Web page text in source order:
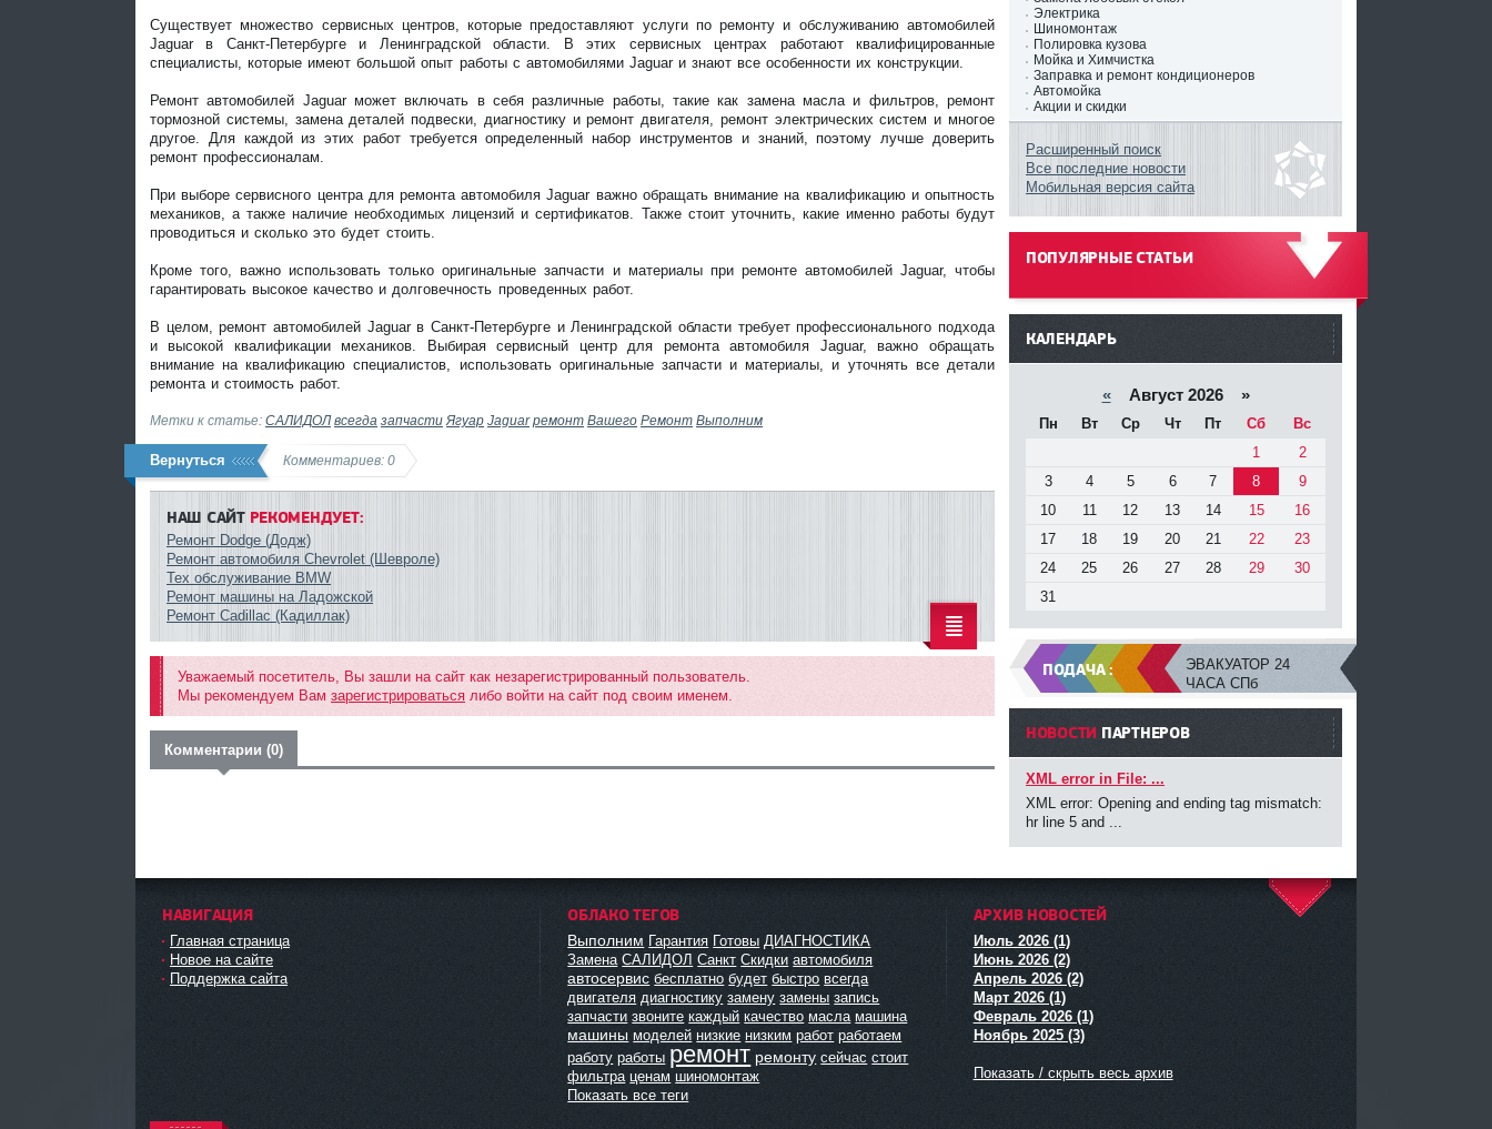
Существует множество сервисных центров, которые предоставляют услуги по ремонту и обслуживанию автомобилей
Jaguar в Санкт-Петербурге и Ленинградской области. В этих сервисных центрах работают квалифицированные
специалисты, которые имеют большой опыт работы с автомобилями Jaguar и знают все особенности их конструкции.
Ремонт автомобилей Jaguar может включать в себя различные работы, такие как замена масла и фильтров, ремонт
тормозной системы, замена деталей подвески, диагностику и ремонт двигателя, ремонт электрических систем и многое
другое. Для каждой из этих работ требуется определенный набор инструментов и знаний, поэтому лучше доверить
ремонт профессионалам.
При выборе сервисного центра для ремонта автомобиля Jaguar важно обращать внимание на квалификацию и опытность
механиков, а также наличие необходимых лицензий и сертификатов. Также стоит уточнить, какие именно работы будут
проводиться и сколько это будет стоить.
Кроме того, важно использовать только оригинальные запчасти и материалы при ремонте автомобилей Jaguar, чтобы
гарантировать высокое качество и долговечность проведенных работ.
В целом, ремонт автомобилей Jaguar в Санкт-Петербурге и Ленинградской области требует профессионального подхода
и высокой квалификации механиков. Выбирая сервисный центр для ремонта автомобиля Jaguar, важно обращать
внимание на квалификацию специалистов, использовать оригинальные запчасти и материалы, и уточнять все детали
ремонта и стоимость работ.
Метки к статье: САЛИДОЛ всегда запчасти Ягуар Jaguar ремонт Вашего Ремонт Выполним
Вернуться Комментариев: 0
НАШ САЙТРЕКОМЕНДУЕТ:
Ремонт Dodge (Додж)
Ремонт автомобиля Chevrolet (Шевроле)
Тех обслуживание BMW
Ремонт машины на Ладожской
Ремонт Cadillac (Кадиллак)
Уважаемый посетитель, Вы зашли на сайт как незарегистрированный пользователь.
Мы рекомендуем Вам зарегистрироваться либо войти на сайт под своим именем.
Комментарии (0)
Электрика
Шиномонтаж
Полировка кузова
Мойка и Химчистка
Заправка и ремонт кондиционеров
Автомойка
Акции и скидки
Расширенный поиск
Все последние новости
Мобильная версия сайта
ПОПУЛЯРНЫЕ СТАТЬИ
------
КАЛЕНДАРЬ
«Август 2026 »
Пн Вт Ср Чт Пт Сб
Вс
1
2
3
4 5 6 7 8
9
10
11 12 13 14 15
16
17
18 19 20 21 22
23
24
25 26 27 28 29
30
31
ЭВАКУАТОР 24
ЧАСА СПб
ПОДАЧА :
НОВОСТИ ПАРТНЕРОВ
XML error in File: ...
XML error: Opening and ending tag mismatch:
hr line 5 and ...
НАВИГАЦИЯ
Главная страница
Новое на сайте
Поддержка сайта
ОБЛАКО ТЕГОВ
Выполним Гарантия Готовы ДИАГНОСТИКА
Замена САЛИДОЛ Санкт Скидки автомобиля
автосервис бесплатно будет быстро всегда
двигателя диагностику замену замены запись
запчасти звоните каждый качество масла машина
машины моделей низкие низким работ работаем
работу работы ремонт ремонту сейчас стоит
фильтра ценам шиномонтаж
Показать все теги
АРХИВ НОВОСТЕЙ
Июль 2026 (1)
Июнь 2026 (2)
Апрель 2026 (2)
Март 2026 (1)
Февраль 2026 (1)
Ноябрь 2025 (3)
Показать / скрыть весь архив